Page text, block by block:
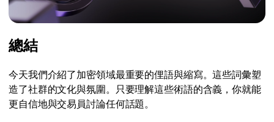
總結
今天我們介紹了加密領域最重要的俚語與縮寫。這些詞彙塑
造了社群的文化與氛圍。只要理解這些術語的含義，你就能
更自信地與交易員討論任何話題。